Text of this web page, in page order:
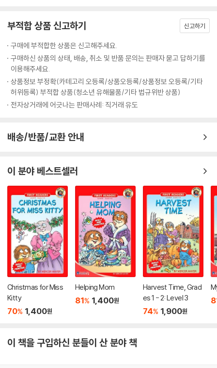
부적합 상품 신고하기 신고하기
구매에 부적합한 상품은 신고해주세요.
구매하신 상품의 상태, 배송, 취소 및 반품 문의는 판매자 묻고 답하기를
이용해주세요.
상품정보 부정확(카테고리 오등록/상품오등록/상품정보 오등록/기타
허위등록) 부적합 상품(청소년 유해물품/기타 법규위반 상품)
전자상거래에 어긋나는 판매사례: 직거래 유도
배송/반품/교환 안내
이 분야 베스트셀러
Christmas for Miss
Kitty
70% 1,400원
Helping Mom
81% 1,400원
Harvest Time, Grad
es 1 - 2: Level 3
74% 1,900원
이 책을 구입하신 분들이 산 분야 책